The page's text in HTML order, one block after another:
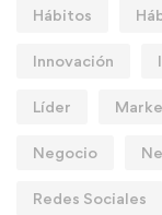
Hábitos
Innovación
Líder
Negocio
Redes Sociales